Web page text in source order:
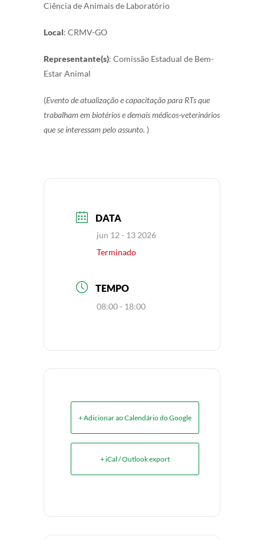
Ciência de Animais de Laboratório
Local: CRMV-GO
Representante(s): Comissão Estadual de Bem-
Estar Animal
(Evento de atualização e capacitação para RTs que
trabalham em biotérios e demais médicos-veterinários
que se interessam pelo assunto. )
DATA
jun 12 - 13 2026
Terminado
TEMPO
08:00 - 18:00
+ Adicionar ao Calendário do Google
+ iCal / Outlook export